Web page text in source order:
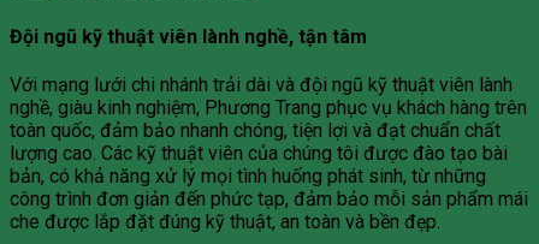
Đội ngũ kỹ thuật viên lành nghề, tận tâm
Với mạng lưới chi nhánh trải dài và đội ngũ kỹ thuật viên lành
nghề, giàu kinh nghiệm, Phương Trang phục vụ khách hàng trên
toàn quốc, đảm bảo nhanh chóng, tiện lợi và đạt chuẩn chất
lượng cao. Các kỹ thuật viên của chúng tôi được đào tạo bài
bản, có khả năng xử lý mọi tình huống phát sinh, từ những
công trình đơn giản đến phức tạp, đảm bảo mỗi sản phẩm mái
che được lắp đặt đúng kỹ thuật, an toàn và bền đẹp.